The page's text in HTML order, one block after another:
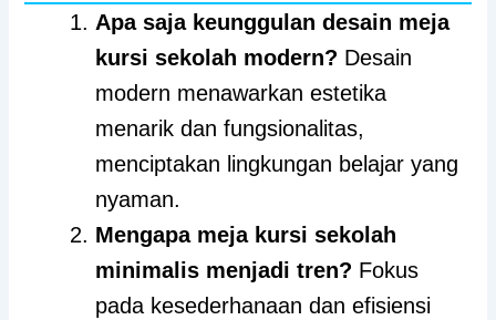
Apa saja keunggulan desain meja
kursi sekolah modern? Desain
modern menawarkan estetika
menarik dan fungsionalitas,
menciptakan lingkungan belajar yang
nyaman.
Mengapa meja kursi sekolah
minimalis menjadi tren? Fokus
pada kesederhanaan dan efisiensi